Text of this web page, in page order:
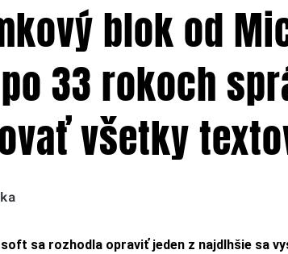
blok od
33 rokoch
všetky
sa rozhodla opraviť jeden z najdlhšie sa